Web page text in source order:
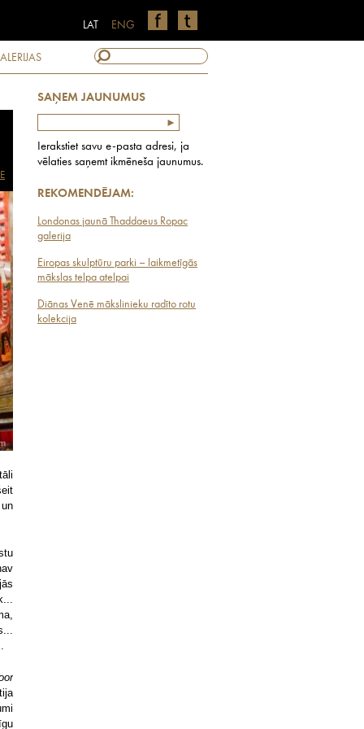
ENG
LAT
SAŅEM JAUNUMUS
Ierakstiet savu e-pasta adresi, ja
vēlaties saņemt ikmēneša jaunumus.
REKOMENDĒJAM:
Londonas jaunā Thaddaeus Ropac
galerija
Eiropas skulptūru parki – laikmetīgās
mākslas telpa atelpai
Diānas Venē mākslinieku radīto rotu
kolekcija